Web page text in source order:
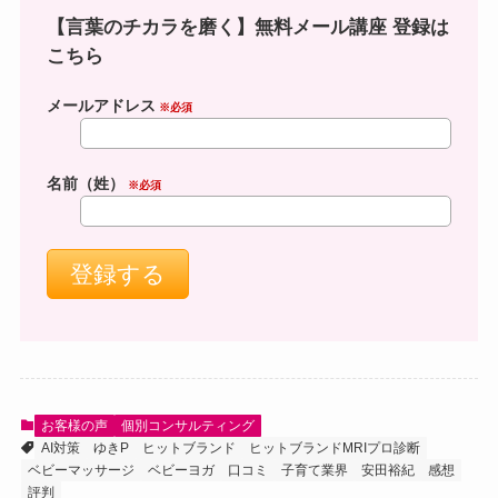
【言葉のチカラを磨く】無料メール講座 登録は
こちら
メールアドレス ※必須
名前（姓） ※必須
お客様の声
個別コンサルティング
AI対策
ゆきP ヒットブランド
ヒットブランドMRIプロ診断
ベビーマッサージ
ベビーヨガ 口コミ 子育て業界 安田裕紀
感想
評判